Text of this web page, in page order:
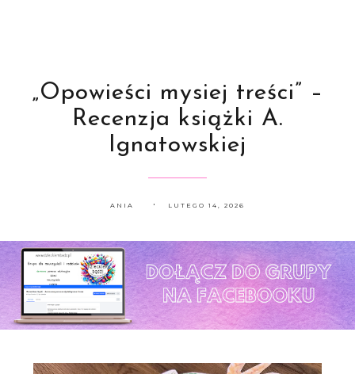
„Opowieści mysiej treści” –
Recenzja książki A.
Ignatowskiej
ANIA LUTEGO 14, 2026